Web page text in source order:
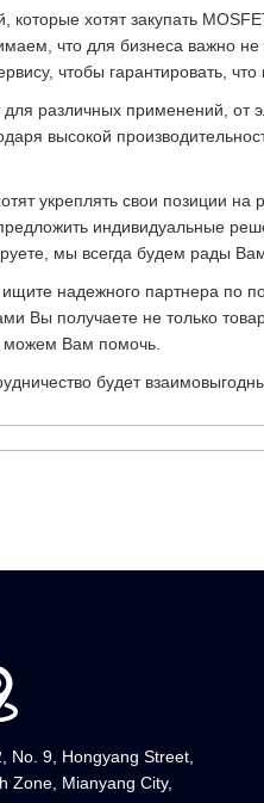
которые хотят закупать
что для бизнеса важно
чтобы гарантировать,
различных применений, от
высокой
укреплять свои позиции
индивидуальные
мы всегда будем рады
надежного партнера по
Вы получаете не только
можем Вам помочь.
будет
No. 9, Hongyang Street,
Zone, Mianyang City,